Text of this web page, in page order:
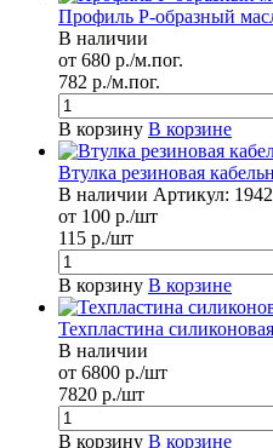
Профиль Р-образный
В наличии
от 680 р./м.пог.
782 р./м.пог.
В корзину В корзине
Втулка резиновая
В наличии Артикул:
от 100 р./шт
115 р./шт
В корзину В корзине
Техпластина
В наличии
от 6800 р./шт
7820 р./шт
В корзину В корзине